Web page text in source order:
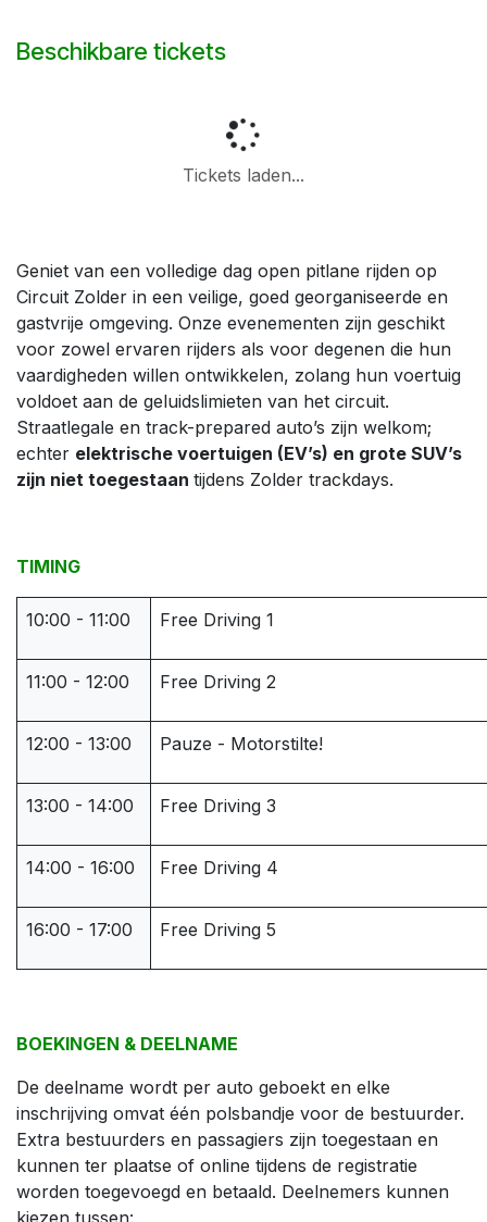
Beschikbare tickets
Tickets laden...
Geniet van een volledige dag open pitlane rijden op
Circuit Zolder in een veilige, goed georganiseerde en
gastvrije omgeving. Onze evenementen zijn geschikt
voor zowel ervaren rijders als voor degenen die hun
vaardigheden willen ontwikkelen, zolang hun voertuig
voldoet aan de geluidslimieten van het circuit.
Straatlegale en track-prepared auto’s zijn welkom;
echter elektrische voertuigen (EV’s) en grote SUV’s
zijn niet toegestaan tijdens Zolder trackdays.
TIMING
10:00 - 11:00 Free Driving 1
11:00 - 12:00 Free Driving 2
12:00 - 13:00 Pauze - Motorstilte!
13:00 - 14:00 Free Driving 3
14:00 - 16:00 Free Driving 4
16:00 - 17:00 Free Driving 5
BOEKINGEN & DEELNAME
De deelname wordt per auto geboekt en elke
inschrijving omvat één polsbandje voor de bestuurder.
Extra bestuurders en passagiers zijn toegestaan en
kunnen ter plaatse of online tijdens de registratie
worden toegevoegd en betaald. Deelnemers kunnen